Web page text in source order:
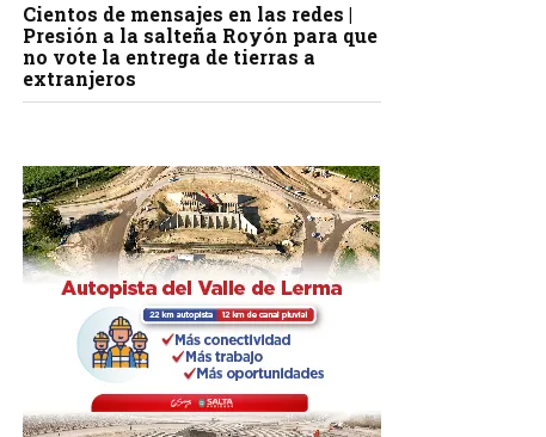
Cientos de mensajes en las redes |
Presión a la salteña Royón para que
no vote la entrega de tierras a
extranjeros